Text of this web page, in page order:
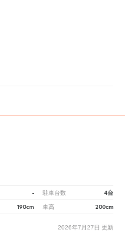
- 駐車台数 4台
190cm 車高 200cm
2026年7月27日 更新